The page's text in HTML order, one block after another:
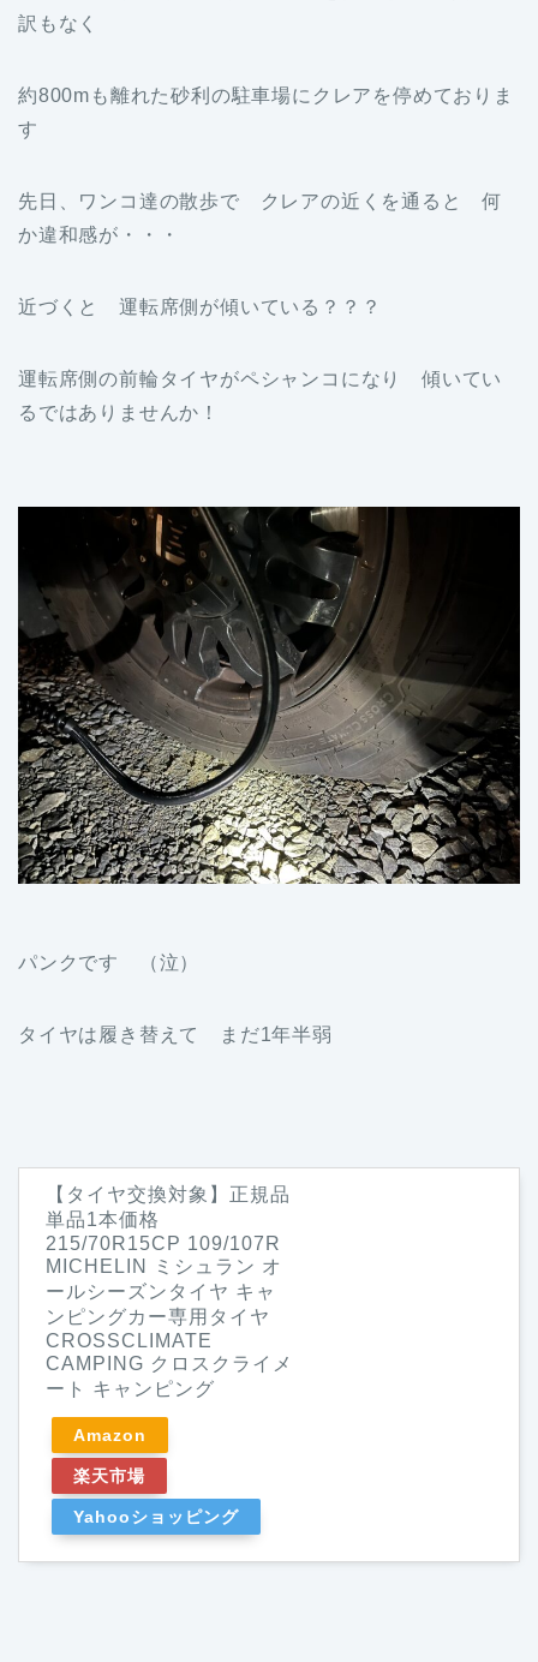
訳もなく
約800mも離れた砂利の駐車場にクレアを停めておりま
す
先日、ワンコ達の散歩で クレアの近くを通ると 何
か違和感が・・・
近づくと 運転席側が傾いている？？？
運転席側の前輪タイヤがペシャンコになり 傾いてい
るではありませんか！
パンクです （泣）
タイヤは履き替えて まだ1年半弱
【タイヤ交換対象】正規品
単品1本価格
215/70R15CP 109/107R
MICHELIN ミシュラン オ
ールシーズンタイヤ キャ
ンピングカー専用タイヤ
CROSSCLIMATE
CAMPING クロスクライメ
ート キャンピング
Amazon
楽天市場
Yahooショッピング